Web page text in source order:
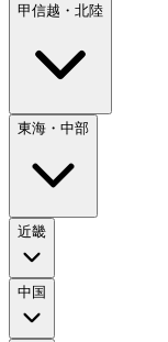
甲信越・北陸
東海・中部
近畿
中国